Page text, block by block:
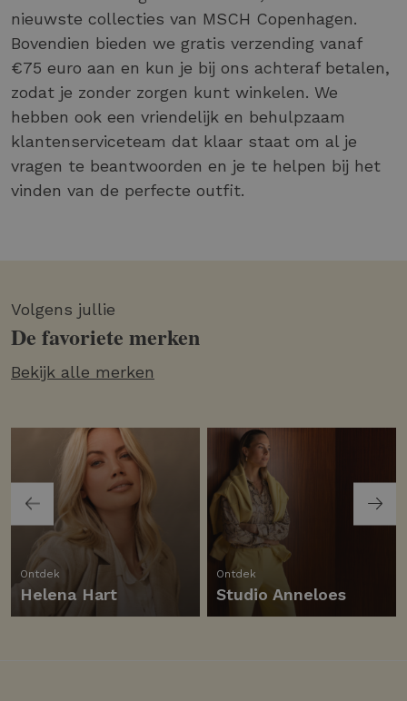
nieuwste collecties van MSCH Copenhagen.
Bovendien bieden we gratis verzending vanaf
€75 euro aan en kun je bij ons achteraf betalen,
zodat je zonder zorgen kunt winkelen. We
hebben ook een vriendelijk en behulpzaam
klantenserviceteam dat klaar staat om al je
vragen te beantwoorden en je te helpen bij het
vinden van de perfecte outfit.
Volgens jullie
De favoriete merken
Bekijk alle merken
Ontdek
Helena Hart
Ontdek
Studio Anneloes